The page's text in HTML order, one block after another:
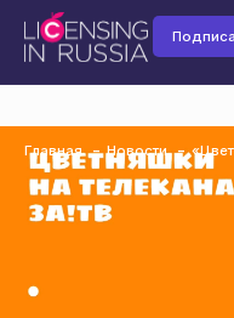
Главная Новости